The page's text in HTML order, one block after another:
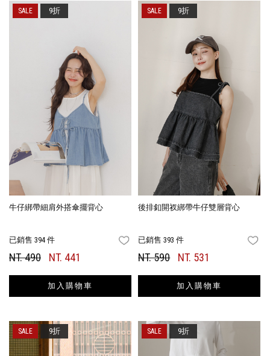
牛仔綁帶細肩外搭傘擺背心
已銷售 394 件 FAVORITES
NT. 490 NT. 441
加入購物車
9折
後排釦開衩綁帶牛仔雙層背心
已銷售 393 件
NT. 590 NT. 531
加入購物車
9折
9折 9折